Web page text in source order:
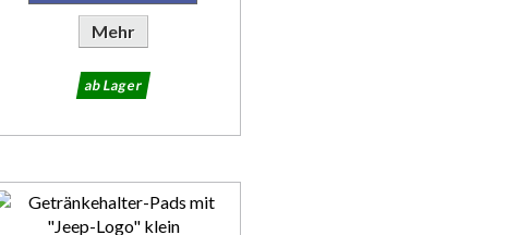
Mehr
ab Lager